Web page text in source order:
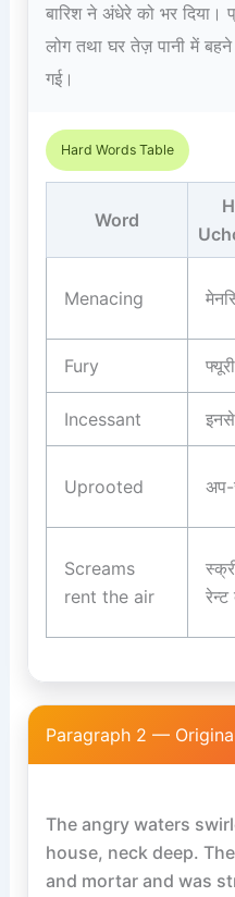
बारिश ने अंधेरे को भर
लोग तथा घर तेज़ पानी में
गई।
Hard Words Table
Word
Menacing
Fury फ्यूरी
Incessant
Uprooted
Screams
rent the air
रेन्ट
Paragraph 2 —
The angry waters
house, neck deep.
and mortar and was